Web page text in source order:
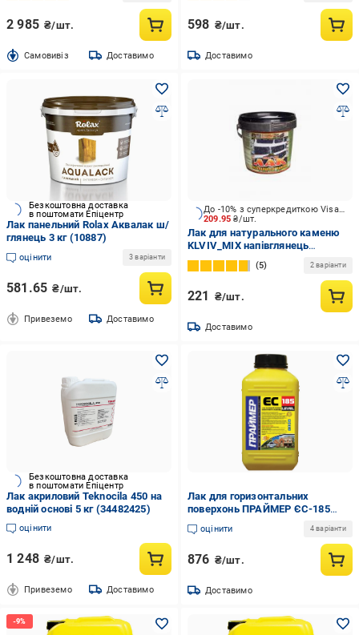
2 985 ₴/шт.
Cамовивіз Доставимо
598 ₴/шт.
Доставимо
Безкоштовна доставка
в поштомати Епіцентр
Лак панельний Rolax Аквалак ш/
глянець 3 кг (10887)
оцінити 3 варіанти
581.65 ₴/шт.
Привеземо Доставимо
209.95₴/шт.
До -10% з суперкредиткою Visa Вигода
Лак для натурального каменю
KLVIV_MIX напівглянець
безбарвний 1 л
5 2 варіанти
221 ₴/шт.
Доставимо
Безкоштовна доставка
в поштомати Епіцентр
Лак акриловий Teknocila 450 на
водній основі 5 кг (34482425)
оцінити
1 248 ₴/шт.
Привеземо Доставимо
Лак для горизонтальних
поверхонь ПPAЙМEP ЄС-185
Мокрий Камінь LEVEL 1 л (589)
оцінити 4 варіанти
876 ₴/шт.
Доставимо